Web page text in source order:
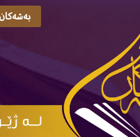
بەشەکان